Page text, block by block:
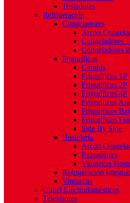
Tostadoras
Refrigeración
Congeladores
Arcón
Congeladores
Congeladores
Frigoríficos
Combis
Frigoríficos 1P
Frigoríficos 2P
Frigoríficos 4P
Frigoríficos
Frigoríficos
Frigoríficos
Side By Side
Hostelería
Arcón
Expositores
Vinotecas
Refrigeración
Vinotecas
Outlet Electrodomésticos
Televisores